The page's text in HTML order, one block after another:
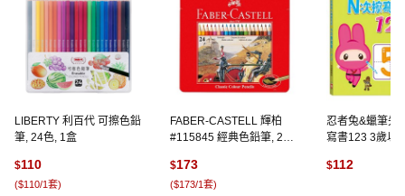
LIBERTY 利百代 可擦色鉛
筆, 24色, 1盒
$110
($110/1套)
FABER-CASTELL 輝柏
#115845 經典色鉛筆, 24
$173
($173/1套)
忍者兔&蠟筆先
寫書123 3歲以
$112